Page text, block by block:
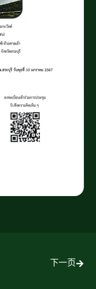
下一页